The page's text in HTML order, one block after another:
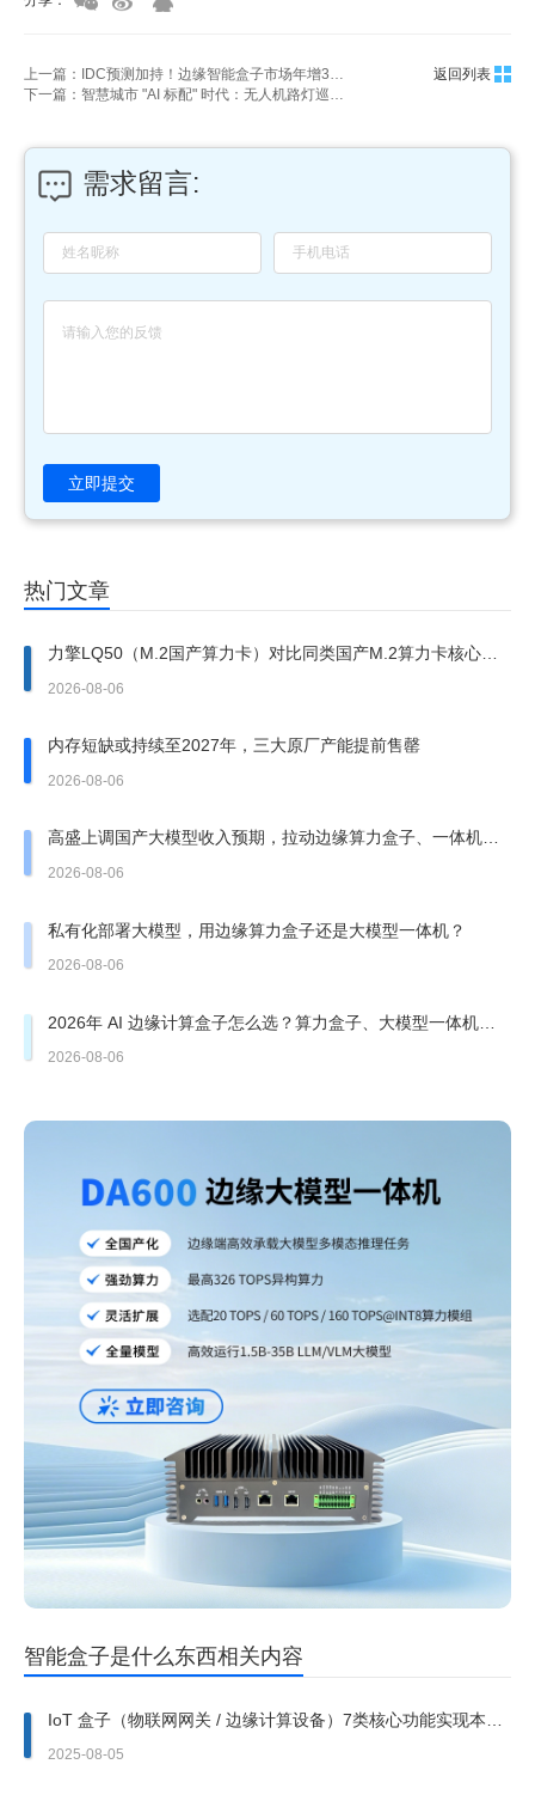
返回列表
需求留言:
立即提交
热门文章
力擎LQ50（M.2国产算力卡）对比同类国产M.2算力卡核心优
势
2026-08-06
内存短缺或持续至2027年，三大原厂产能提前售罄
2026-08-06
高盛上调国产大模型收入预期，拉动边缘算力盒子、一体机需
求走强
2026-08-06
私有化部署大模型，用边缘算力盒子还是大模型一体机？
2026-08-06
2026年 AI 边缘计算盒子怎么选？算力盒子、大模型一体机有
哪些坑？
2026-08-06
智能盒子是什么东西相关内容
IoT 盒子（物联网网关 / 边缘计算设备）7类核心功能实现本地
智能化控制
2025-08-05